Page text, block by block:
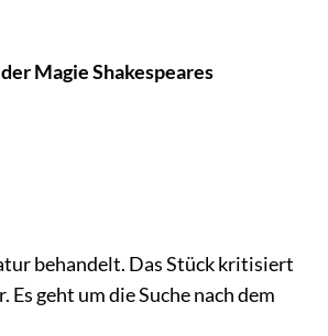
Magie Shakespeares
behandelt. Das Stück kritisiert
geht um die Suche nach dem